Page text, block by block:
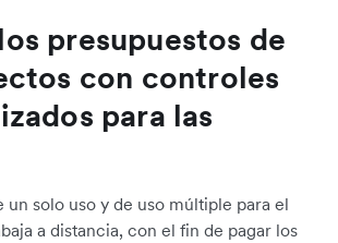
presupuestos de
con controles
para las
un solo uso y de uso múltiple para el
a distancia, con el fin de pagar los